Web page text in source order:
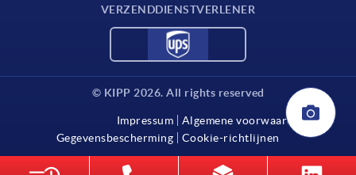
VERZENDDIENSTVERLENER
© KIPP 2026. All rights reserved
Impressum
Algemene voorwaarden
Gegevensbescherming
Cookie-richtlijnen